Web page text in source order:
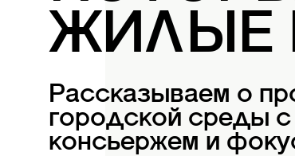
ЖИЛЫЕ
Рассказываем о
городской среды с
консьержем и